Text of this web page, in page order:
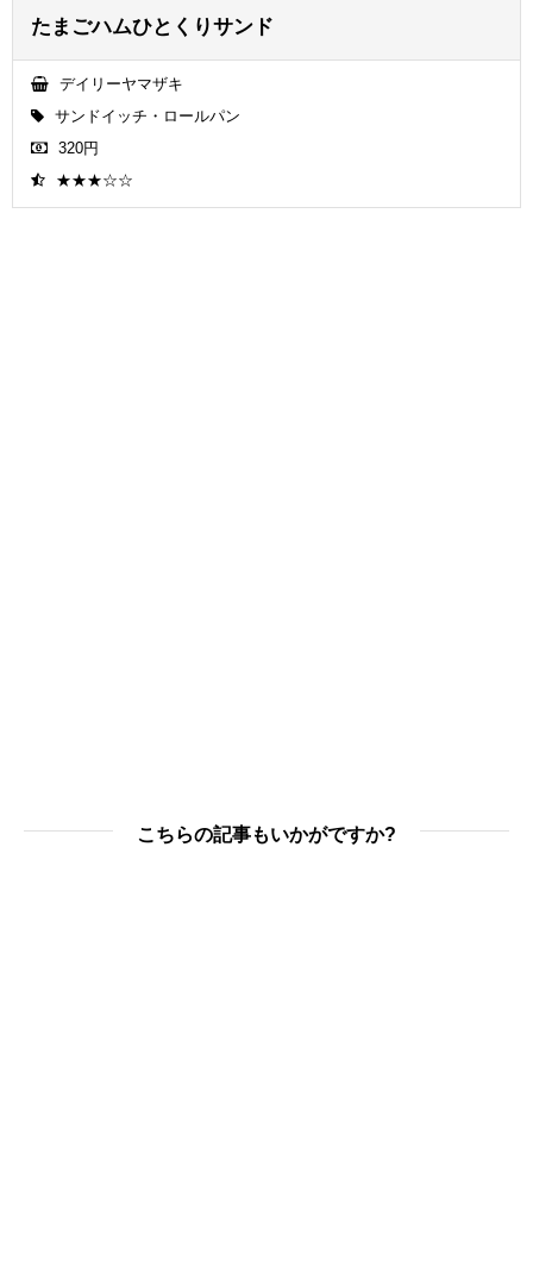
たまごハムひとくりサンド
デイリーヤマザキ
サンドイッチ・ロールパン
320円
★★★☆☆
こちらの記事もいかがですか?